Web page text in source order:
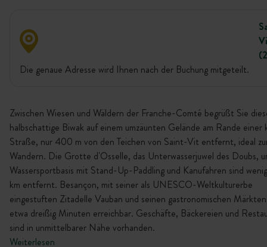
Die genaue Adresse wird Ihnen nach der Buchung mitgeteilt.
Zwischen Wiesen und Wäldern der Franche-Comté begrüßt Sie
halbschattige Biwak auf einem umzäunten Gelände am Rande einer
Straße, nur 400 m von den Teichen von Saint-Vit entfernt, ideal
Wandern. Die Grotte d'Osselle, das Unterwasserjuwel des Doubs,
Wassersportbasis mit Stand-Up-Paddling und Kanufahren sind
km entfernt. Besançon, mit seiner als UNESCO-Weltkulturerbe
eingestuften Zitadelle Vauban und seinen gastronomischen
etwa dreißig Minuten erreichbar. Geschäfte, Bäckereien und
sind in unmittelbarer Nähe vorhanden.
Weiterlesen